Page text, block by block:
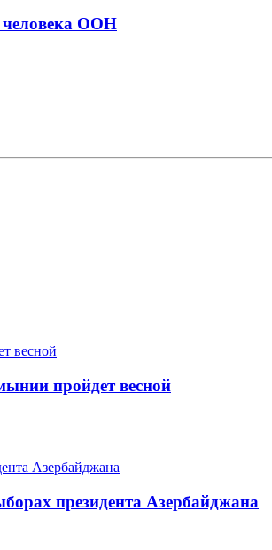
человека ООН
пройдет весной
президента Азербайджана